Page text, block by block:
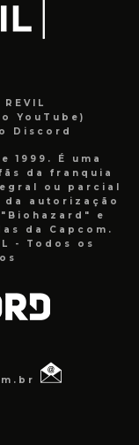
YouTube)
Discord
1999. É uma
da franquia
ou parcial
da autorização
e
da Capcom.
- Todos os